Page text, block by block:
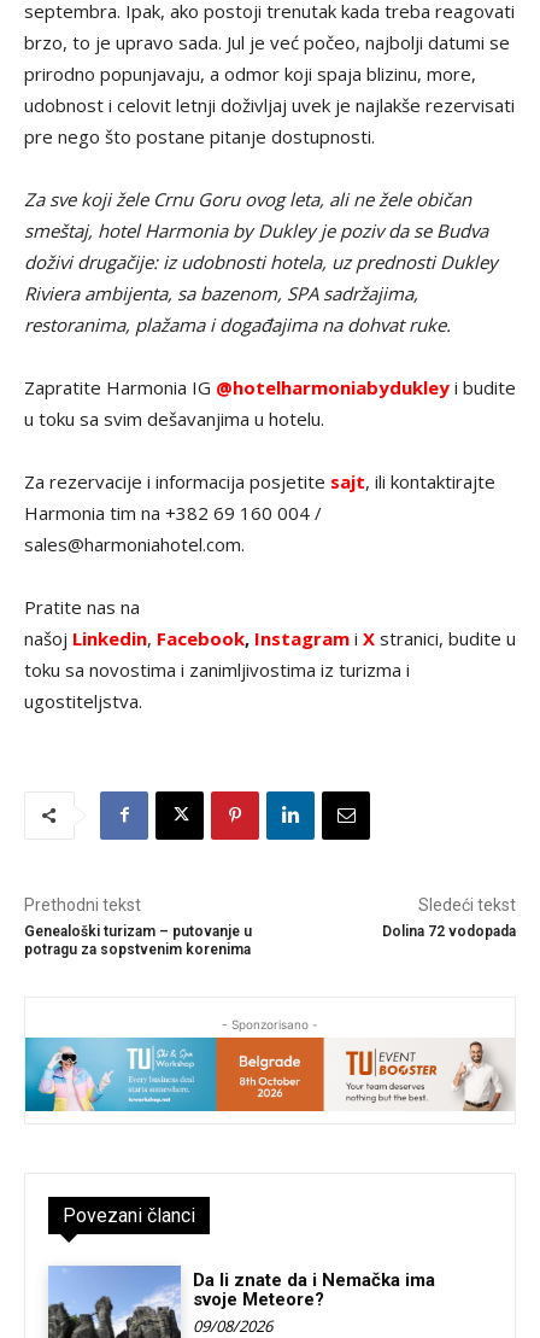
septembra. Ipak, ako postoji trenutak kada treba reagovati
brzo, to je upravo sada. Jul je već počeo, najbolji datumi se
prirodno popunjavaju, a odmor koji spaja blizinu, more,
udobnost i celovit letnji doživljaj uvek je najlakše rezervisati
pre nego što postane pitanje dostupnosti.
Za sve koji žele Crnu Goru ovog leta, ali ne žele običan
smeštaj, hotel Harmonia by Dukley je poziv da se Budva
doživi drugačije: iz udobnosti hotela, uz prednosti Dukley
Riviera ambijenta, sa bazenom, SPA sadržajima,
restoranima, plažama i događajima na dohvat ruke.
Zapratite Harmonia IG @hotelharmoniabydukley i budite
u toku sa svim dešavanjima u hotelu.
Za rezervacije i informacija posjetite sajt, ili kontaktirajte
Harmonia tim na +382 69 160 004 /
sales@harmoniahotel.com.
Pratite nas na
našoj Linkedin, Facebook, Instagram i X stranici, budite u
toku sa novostima i zanimljivostima iz turizma i
ugostiteljstva.
Prethodni tekst
Genealoški turizam – putovanje u
potragu za sopstvenim korenima
Sledeći tekst
Dolina 72 vodopada
- Sponzorisano -
Povezani članci
Da li znate da i Nemačka ima
svoje Meteore?
09/08/2026